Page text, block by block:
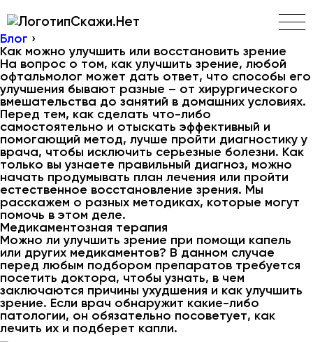
Скажи.Нет
Блог ›
Как можно улучшить или восстановить зрение
На вопрос о том, как улучшить зрение, любой
офтальмолог может дать ответ, что способы его
улучшения бывают разные – от хирургического
вмешательства до занятий в домашних условиях.
Перед тем, как сделать что-либо
самостоятельно и отыскать эффективный и
помогающий метод, лучше пройти диагностику у
врача, чтобы исключить серьезные болезни. Как
только вы узнаете правильный диагноз, можно
начать продумывать план лечения или пройти
естественное восстановление зрения. Мы
расскажем о разных методиках, которые могут
помочь в этом деле.
Медикаментозная терапия
Можно ли улучшить зрение при помощи капель
или других медикаментов? В данном случае
перед любым подбором препаратов требуется
посетить доктора, чтобы узнать, в чем
заключаются причины ухудшения и как улучшить
зрение. Если врач обнаружит какие-либо
патологии, он обязательно посоветует, как
лечить их и подберет капли.